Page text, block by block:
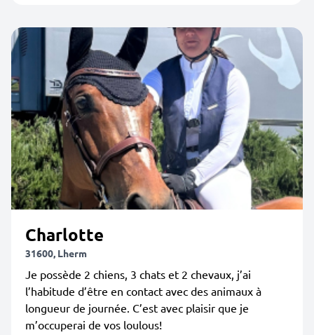
Charlotte
31600, Lherm
Je possède 2 chiens, 3 chats et 2 chevaux, j’ai
l’habitude d’être en contact avec des animaux à
longueur de journée. C’est avec plaisir que je
m’occuperai de vos loulous!